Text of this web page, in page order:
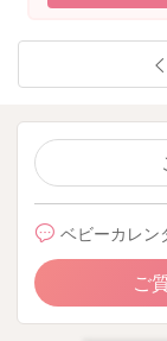
ベビーカレン
ご